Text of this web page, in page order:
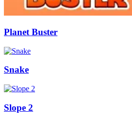
Planet Buster
Snake
Slope 2